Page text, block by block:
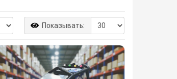
Показывать: